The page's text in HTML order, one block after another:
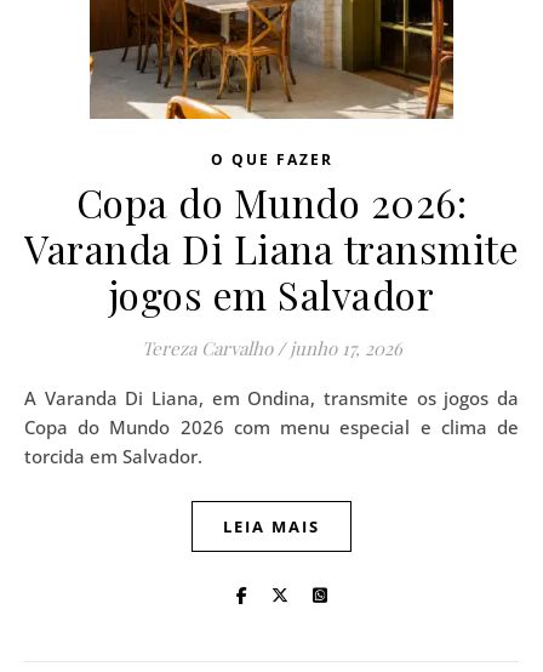
O QUE FAZER
Copa do Mundo 2026:
Varanda Di Liana transmite
jogos em Salvador
Tereza Carvalho / junho 17, 2026
A Varanda Di Liana, em Ondina, transmite os jogos da
Copa do Mundo 2026 com menu especial e clima de
torcida em Salvador.
LEIA MAIS